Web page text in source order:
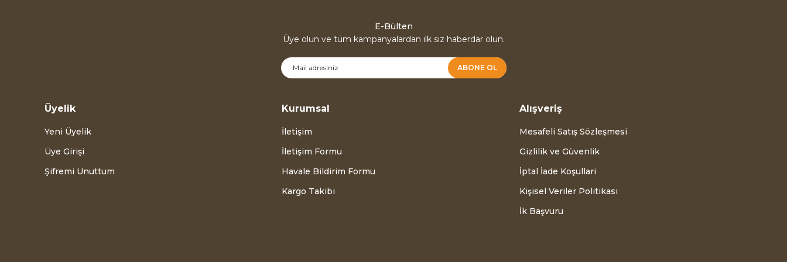
E-Bülten
Üye olun ve tüm kampanyalardan ilk siz haberdar olun.
ABONE OL
Üyelik
Yeni Üyelik
Üye Girişi
Şifremi Unuttum
Kurumsal
İletişim
İletişim Formu
Havale Bildirim Formu
Kargo Takibi
Alışveriş
Mesafeli Satış Sözleşmesi
Gizlilik ve Güvenlik
İptal İade Koşullari
Kişisel Veriler Politikası
İk Başvuru